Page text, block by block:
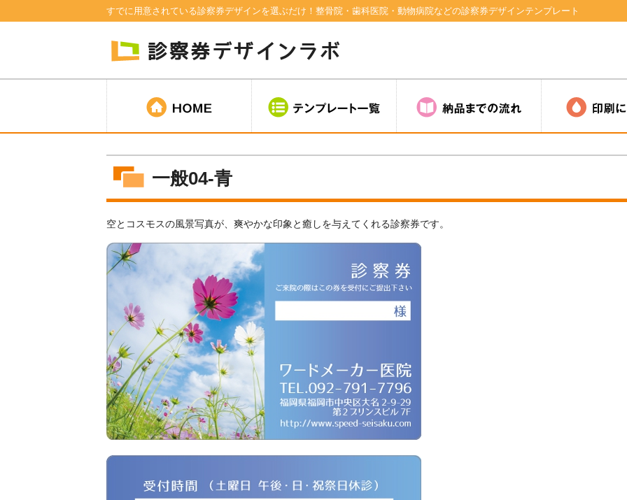
すでに用意されている診察券デザインを選ぶだけ！整骨院・歯科医院・動物病院などの診察券デザインテンプレート
一般04-青
空とコスモスの風景写真が、爽やかな印象と癒しを与えてくれる診察券です。